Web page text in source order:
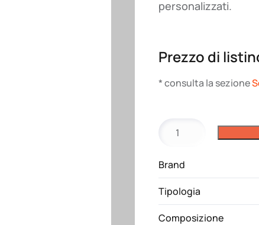
personalizzati.
Prezzo di
* consulta la sezione
Wise
Payper
quantità
Brand
Tipologia
Composizione